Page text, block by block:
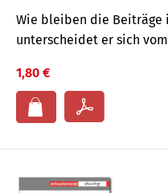
Wie bleiben die Beiträge
unterscheidet er sich
1,80 €